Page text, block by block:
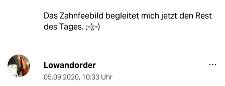
Das Zahnfeebild begleitet mich jetzt den Rest
des Tages. ;-);-)
Lowandorder
05.09.2020, 10:33 Uhr